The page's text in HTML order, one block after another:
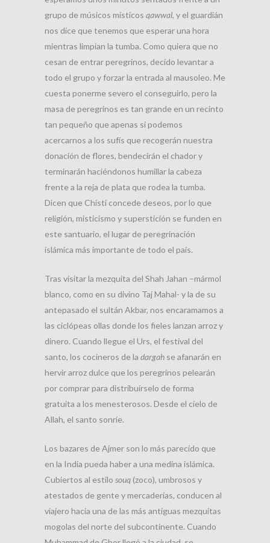
grupo de músicos místicos qawwal, y el guardián
nos dice que tenemos que esperar una hora
mientras limpian la tumba. Como quiera que no
cesan de entrar peregrinos, decido levantar a
todo el grupo y forzar la entrada al mausoleo. Me
cuesta ponerme severo el conseguirlo, pero la
masa de peregrinos es tan grande en un recinto
tan pequeño que apenas si podemos
acercarnos a los sufís que recogerán nuestra
donación de flores, bendecirán el chador y
terminarán haciéndonos humillar la cabeza
frente a la reja de plata que rodea la tumba.
Dicen que Chisti concede deseos, por lo que
religión, misticismo y superstición se funden en
este santuario, el lugar de peregrinación
islámica más importante de todo el país.
Tras visitar la mezquita del Shah Jahan –mármol
blanco, como en su divino Taj Mahal- y la de su
antepasado el sultán Akbar, nos encaramamos a
las ciclópeas ollas donde los fieles lanzan arroz y
dinero. Cuando llegue el Urs, el festival del
santo, los cocineros de la dargah se afanarán en
hervir arroz dulce que los peregrinos pelearán
por comprar para distribuírselo de forma
gratuita a los menesterosos. Desde el cielo de
Allah, el santo sonríe.
Los bazares de Ajmer son lo más parecido que
en la India pueda haber a una medina islámica.
Cubiertos al estilo souq (zoco), umbrosos y
atestados de gente y mercaderías, conducen al
viajero hacia una de las más antiguas mezquitas
mogolas del norte del subcontinente. Cuando